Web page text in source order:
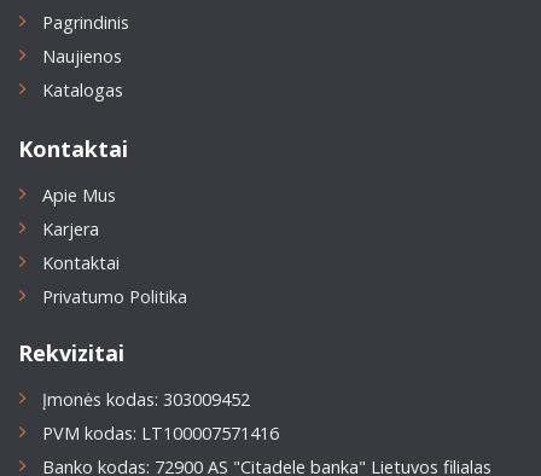
Pagrindinis
Naujienos
Katalogas
Kontaktai
Apie Mus
Karjera
Kontaktai
Privatumo Politika
Rekvizitai
Įmonės kodas: 303009452
PVM kodas: LT100007571416
Banko kodas: 72900 AS "Citadele banka" Lietuvos filialas